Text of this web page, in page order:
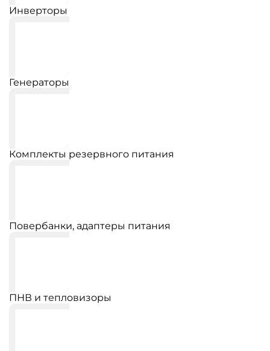
Инверторы
Генераторы
Комплекты резервного питания
Повербанки, адаптеры питания
ПНВ и тепловизоры